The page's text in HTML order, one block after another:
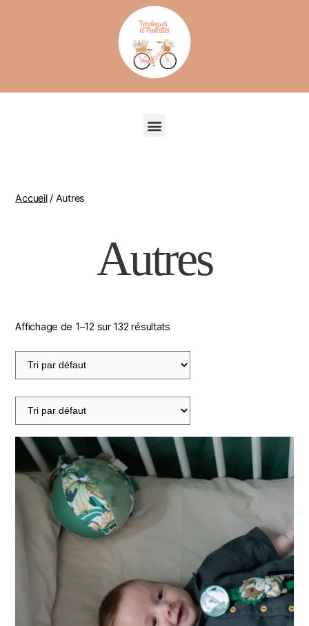
Accueil/ Autres
Autres
Affichage de 1–12 sur 132 résultats